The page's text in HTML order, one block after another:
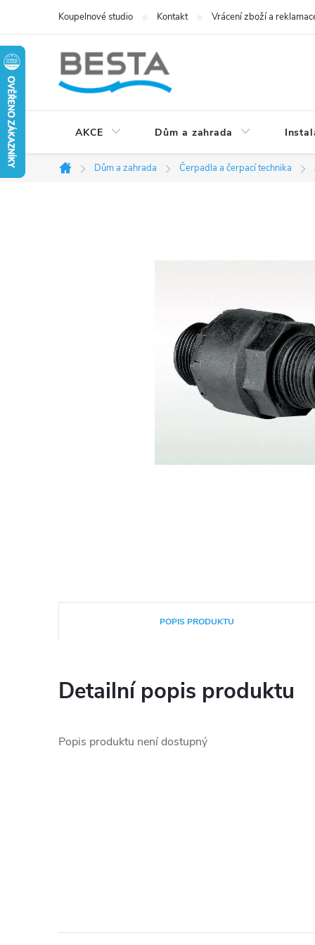
obsah
Koupelnové studio Kontakt Vrácení zboží a
AKCE Dům a zahrada
Domů
Dům a zahrada Čerpadla a čerpací technika
POPIS PRODUKTU
Detailní popis produktu
Popis produktu není dostupný